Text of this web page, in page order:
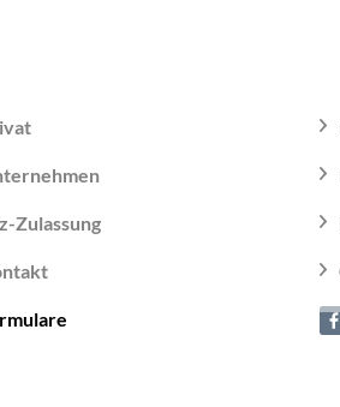
Zulassung